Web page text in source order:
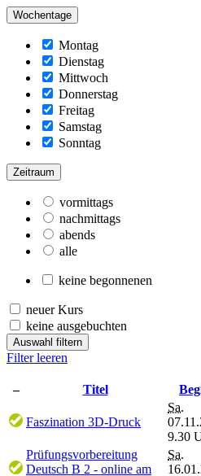
Wochentage
Montag
Dienstag
Mittwoch
Donnerstag
Freitag
Samstag
Sonntag
Zeitraum
vormittags
nachmittags
abends
alle
keine begonnenen
neuer Kurs
keine ausgebuchten
Auswahl filtern
Filter leeren
– Titel
Faszination 3D-Druck
Sa.
9.30
Prüfungsvorbereitung
Deutsch B 2 - online am
Sa.